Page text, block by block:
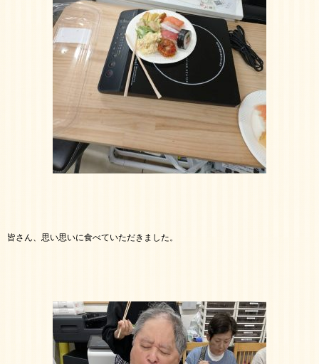
皆さん、思い思いに食べていただきました。